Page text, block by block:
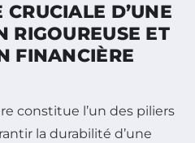
CRUCIALE D’UNE
RIGOUREUSE ET
FINANCIÈRE
constitue l’un des piliers
la durabilité d’une